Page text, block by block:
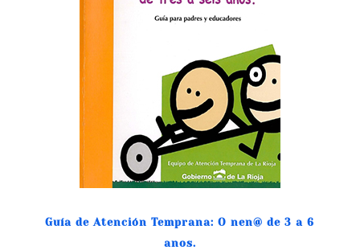
Guía de Atención Temprana: O nen@ de 3 a 6
anos.